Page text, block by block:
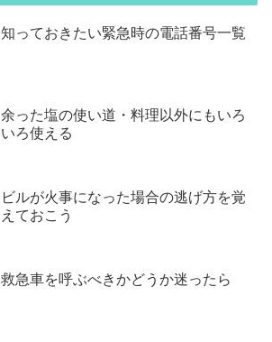
知っておきたい緊急時の電話番号一覧
余った塩の使い道・料理以外にもいろ
いろ使える
ビルが火事になった場合の逃げ方を覚
えておこう
救急車を呼ぶべきかどうか迷ったら